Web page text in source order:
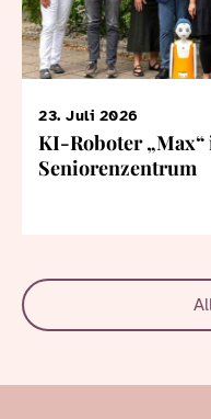
23. Juli 2026
KI-Roboter „Max“
Seniorenzentrum